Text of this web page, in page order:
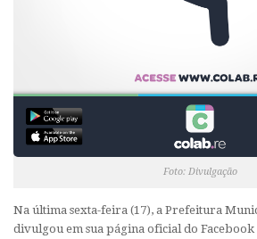
Foto: Divulgação
Na última sexta-feira (17), a Prefeitura
divulgou em sua página oficial do